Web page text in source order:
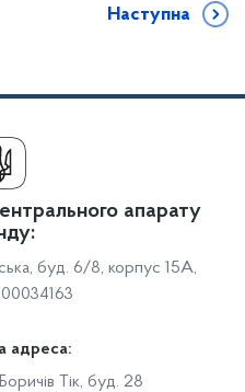
Наступна
апарату
буд. 6/8, корпус 15А,
адреса:
Тік, буд. 28